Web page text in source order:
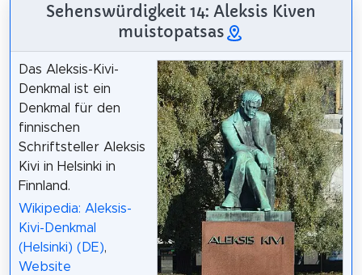
Sehenswürdigkeit 14: Aleksis Kiven
muistopatsas
Das Aleksis-Kivi-
Denkmal ist ein
Denkmal für den
finnischen
Schriftsteller Aleksis
Kivi in Helsinki in
Finnland.
Wikipedia: Aleksis-
Kivi-Denkmal
(Helsinki) (DE),
Website